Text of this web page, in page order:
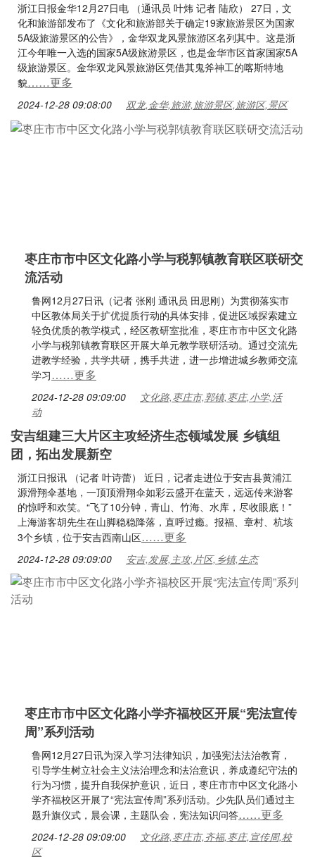
浙江日报金华12月27日电 （通讯员 叶炜 记者 陆欣） 27日，文
化和旅游部发布了《文化和旅游部关于确定19家旅游景区为国家
5A级旅游景区的公告》，金华双龙风景旅游区名列其中。这是浙
江今年唯一入选的国家5A级旅游景区，也是金华市区首家国家5A
级旅游景区。金华双龙风景旅游区凭借其鬼斧神工的喀斯特地
貌……更多
2024-12-28 09:08:00 双龙,金华,旅游,旅游景区,旅游区,景区
枣庄市市中区文化路小学与税郭镇教育联区联研交
流活动
鲁网12月27日讯（记者 张刚 通讯员 田思刚）为贯彻落实市
中区教体局关于扩优提质行动的具体安排，促进区域探索建立
轻负优质的教学模式，经区教研室批准，枣庄市市中区文化路
小学与税郭镇教育联区开展大单元教学联研活动。通过交流先
进教学经验，共学共研，携手共进，进一步增进城乡教师交流
学习……更多
2024-12-28 09:09:00
文化路,枣庄市,郭镇,枣庄,小学,活
动
安吉组建三大片区主攻经济生态领域发展 乡镇组
团，拓出发展新空
浙江日报讯 （记者 叶诗蕾） 近日，记者走进位于安吉县黄浦江
源滑翔伞基地，一顶顶滑翔伞如彩云盛开在蓝天，远远传来游客
的惊呼和欢笑。“飞了10分钟，青山、竹海、水库，尽收眼底！”
上海游客胡先生在山脚稳稳降落，直呼过瘾。报福、章村、杭垓
3个乡镇，位于安吉西南山区……更多
2024-12-28 09:09:00 安吉,发展,主攻,片区,乡镇,生态
枣庄市市中区文化路小学齐福校区开展“宪法宣传
周”系列活动
鲁网12月27日讯为深入学习法律知识，加强宪法法治教育，
引导学生树立社会主义法治理念和法治意识，养成遵纪守法的
行为习惯，提升自我保护意识，近日，枣庄市市中区文化路小
学齐福校区开展了“宪法宣传周”系列活动。少先队员们通过主
题升旗仪式，晨会课，主题队会，宪法知识问答……更多
2024-12-28 09:09:00
文化路,枣庄市,齐福,枣庄,宣传周,校
区